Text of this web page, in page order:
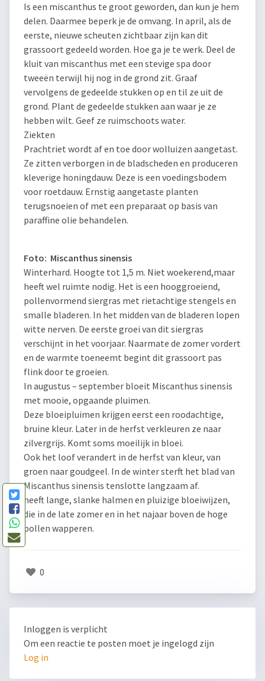
Is een miscanthus te groot geworden, dan kun je hem
delen. Daarmee beperk je de omvang. In april, als de
eerste, nieuwe scheuten zichtbaar zijn kan dit
grassoort gedeeld worden. Hoe ga je te werk. Deel de
kluit van miscanthus met een stevige spa door
tweeën terwijl hij nog in de grond zit. Graaf
vervolgens de gedeelde stukken op en til ze uit de
grond. Plant de gedeelde stukken aan waar je ze
hebben wilt. Geef ze ruimschoots water.
Ziekten
Prachtriet wordt af en toe door wolluizen aangetast.
Ze zitten verborgen in de bladscheden en produceren
kleverige honingdauw. Deze is een voedingsbodem
voor roetdauw. Ernstig aangetaste planten
terugsnoeien of met een preparaat op basis van
paraffine olie behandelen.
Foto: Miscanthus sinensis
Winterhard. Hoogte tot 1,5 m. Niet woekerend,maar
heeft wel ruimte nodig. Het is een hooggroeiend,
pollenvormend siergras met rietachtige stengels en
smalle bladeren. In het midden van de bladeren lopen
witte nerven. De eerste groei van dit siergras
verschijnt in het voorjaar. Naarmate de zomer vordert
en de warmte toeneemt begint dit grassoort pas
flink door te groeien.
In augustus – september bloeit Miscanthus sinensis
met mooie, opgaande pluimen.
Deze bloeipluimen krijgen eerst een roodachtige,
bruine kleur. Later in de herfst verkleuren ze naar
zilvergrijs. Komt soms moeilijk in bloei.
Ook het loof verandert in de herfst van kleur, van
groen naar goudgeel. In de winter sterft het blad van
Miscanthus sinensis tenslotte langzaam af.
heeft lange, slanke halmen en pluizige bloeiwijzen,
die in de late zomer en in het najaar boven de hoge
pollen wapperen.
0
Inloggen is verplicht
Om een reactie te posten moet je ingelogd zijn
Log in